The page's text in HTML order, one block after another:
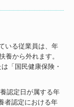
いる従業員は、年
養から外れます。
「国民健康保険・
認定日が属する年
者認定における年